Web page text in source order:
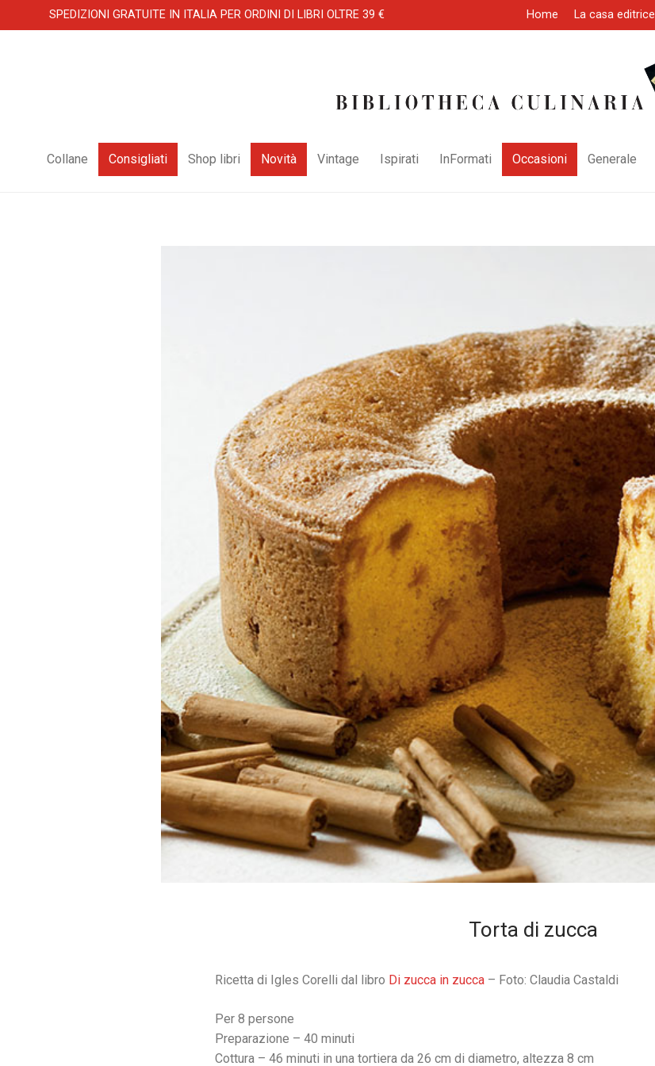
SPEDIZIONI GRATUITE IN ITALIA PER ORDINI DI LIBRI OLTRE 39 € Home La casa editrice
Collane Consigliati Shop libri Novità Vintage Ispirati InFormati Occasioni Generale
Torta di zucca
Ricetta di Igles Corelli dal libro Di zucca in zucca– Foto: Claudia Castaldi
Per 8 persone
Preparazione – 40 minuti
Cottura – 46 minuti in una tortiera da 26 cm di diametro, altezza 8 cm